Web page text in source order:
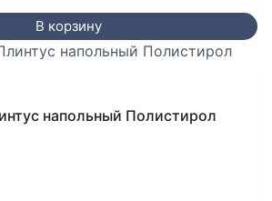
В корзину
напольный Полистирол